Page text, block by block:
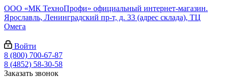
ООО «МК ТехноПрофи» официальный интернет-магазин.
Ярославль, Ленинградский пр-т, д. 33 (адрес склада), ТЦ
Омега
Войти
8 (800) 700-67-87
8 (4852) 58-30-58
Заказать звонок